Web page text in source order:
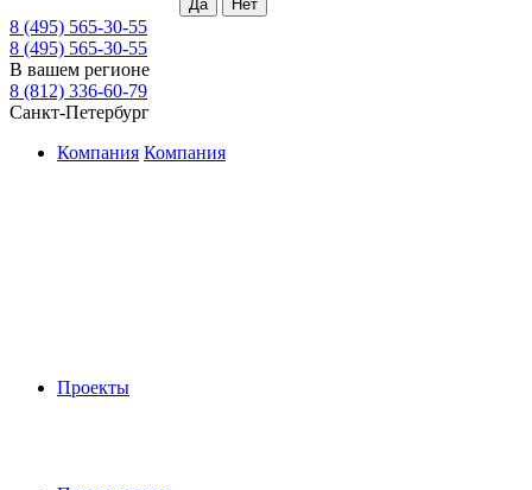
8 (495) 565-30-55
8 (495) 565-30-55
В вашем регионе
8 (812) 336-60-79
Санкт-Петербург
Компания Компания
Проекты